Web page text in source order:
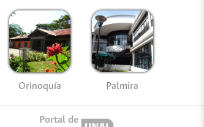
Orinoquía Palmira
Portal de